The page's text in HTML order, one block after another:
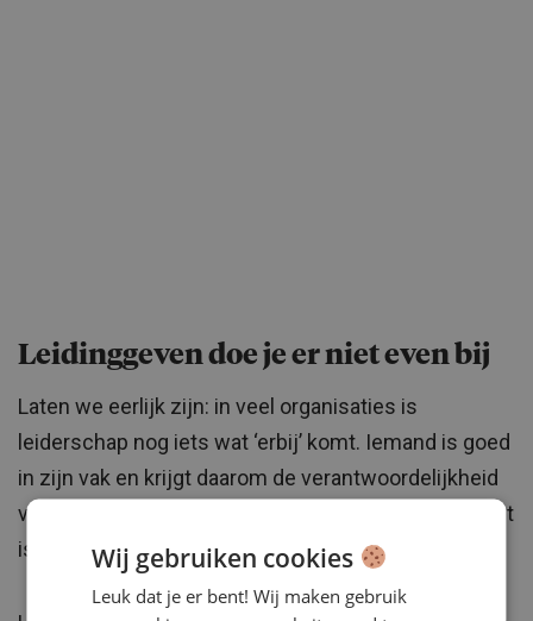
Leidinggeven doe je er niet even bij
Laten we eerlijk zijn: in veel organisaties is
leiderschap nog iets wat ‘erbij’ komt. Iemand is goed
in zijn vak en krijgt daarom de verantwoordelijkheid
voor een team. Maar leiderschap is geen bijzaak. Het
is werk op zich.Wij gebruiken cookies
Leuk dat je er bent! Wij maken gebruik